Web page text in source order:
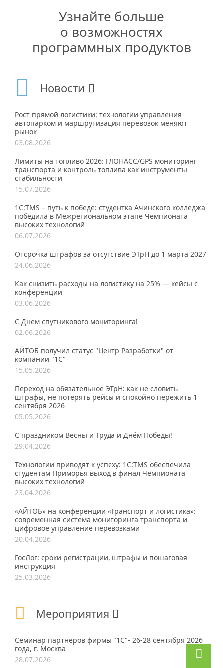
Узнайте больше
о возможностях
программных продуктов
Новости
Рост прямой логистики: технологии управления
автопарком и маршрутизация перевозок меняют
рынок
03.08.2026
Лимиты на топливо 2026: ГЛОНАСС/GPS мониторинг
транспорта и контроль топлива как инструменты
стабильности
15.07.2026
1С:TMS – путь к победе: студентка Ачинского колледжа
победила в Межрегиональном этапе Чемпионата
высоких технологий
06.07.2026
Отсрочка штрафов за отсутствие ЭТрН до 1 марта 2027
24.06.2026
Как снизить расходы на логистику на 25% — кейсы с
конференции
03.06.2026
С Днём спутникового мониторинга!
02.06.2026
АЙТОБ получил статус "Центр Разработки" от
компании "1С"
15.05.2026
Переход на обязательное ЭТрН: как не словить
штрафы, не потерять рейсы и спокойно пережить 1
сентября 2026
05.05.2026
С праздником Весны и Труда и Днём Победы!
29.04.2026
Технологии приводят к успеху: 1С:TMS обеспечила
студентам Приморья выход в финал Чемпионата
высоких технологий
23.04.2026
«АЙТОБ» на конференции «Транспорт и логистика»:
современная система мониторинга транспорта и
цифровое управление перевозками
20.04.2026
ГосЛог: сроки регистрации, штрафы и пошаговая
инструкция
25.03.2026
Мероприятия
Семинар партнеров фирмы "1С"- 26-28 сентября 2026
года, г. Москва
28.07.2026